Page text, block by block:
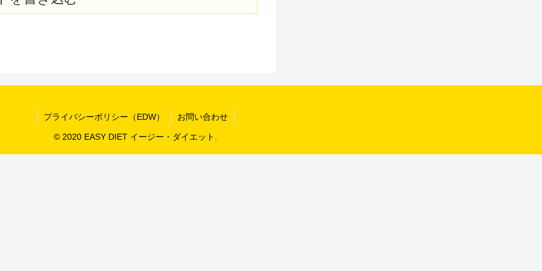
プライバシーポリシー（EDW） お問い合わせ
© 2020 EASY DIET イージー・ダイエット.